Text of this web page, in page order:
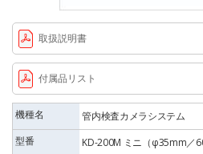
取扱説明書
付属品リスト
機種名
管内検査カメラシステム
型番
KD-200M ミニ（φ35mm／